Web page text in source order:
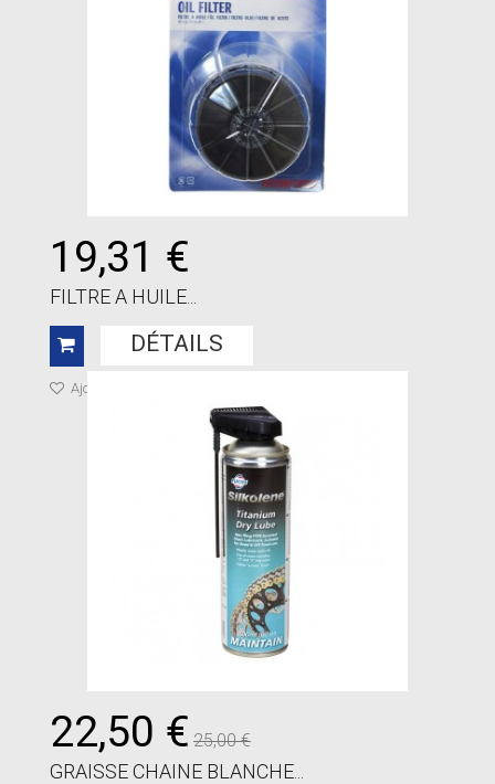
19,31 €
FILTRE A HUILE...
DÉTAILS
Ajouter à ma liste de cadeaux
22,50 € 25,00 €
GRAISSE CHAINE BLANCHE...